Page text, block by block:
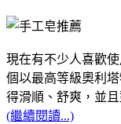
現在有不少人喜歡
個以最高等級奧利
得滑順、舒爽，並
(繼續閱讀...)